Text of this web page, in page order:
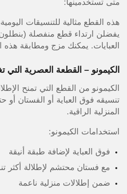
متى تستخدمينها:
هذه القطع مثالية للتنسيقات
يفضلن ارتداء قطع منفصلة
العبايات. يمكنك مزج ومطابقة هذه
الكيمونو – القطعة العصرية التي
الكيمونو من القطع التي تمنح
تنسيقه فوق العباية أو الفستان أو
المنزلية الراقية.
استخدامات الكيمونو:
فوق العباية لإضافة طبقة أنيقة
مع فستان محتشم لإطلالة أكثر
ضمن إطلالات منزلية ناعمة